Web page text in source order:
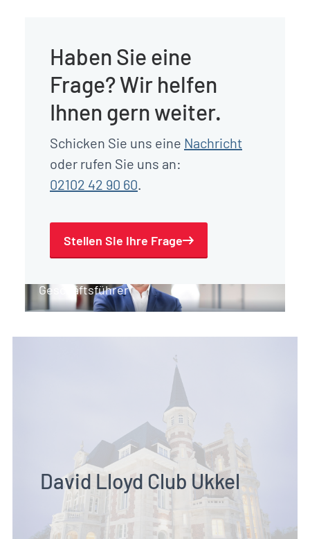
Geschäftsführer
Haben Sie eine
Frage? Wir helfen
Ihnen gern weiter.
Schicken Sie uns eine Nachricht
oder rufen Sie uns an:
02102 42 90 60.
Stellen Sie Ihre Frage
David Lloyd Club Ukkel